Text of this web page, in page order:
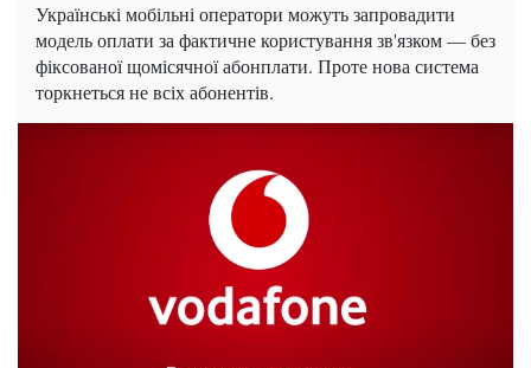
Українські мобільні оператори можуть запровадити
модель оплати за фактичне користування зв'язком — без
фіксованої щомісячної абонплати. Проте нова система
торкнеться не всіх абонентів.